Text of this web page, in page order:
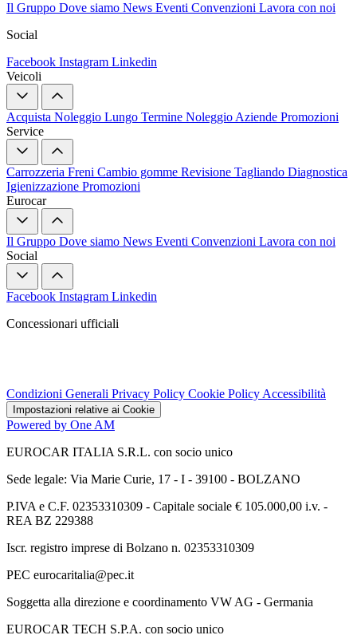
Il Gruppo Dove siamo News Eventi Convenzioni Lavora con noi
Social
Facebook Instagram Linkedin
Veicoli
Acquista Noleggio Lungo Termine Noleggio Aziende Promozioni
Service
Carrozzeria Freni Cambio gomme Revisione Tagliando Diagnostica
Igienizzazione Promozioni
Eurocar
Il Gruppo Dove siamo News Eventi Convenzioni Lavora con noi
Social
Facebook Instagram Linkedin
Concessionari ufficiali
Condizioni Generali Privacy Policy Cookie Policy Accessibilità
Impostazioni relative ai Cookie
Powered by One AM
EUROCAR ITALIA S.R.L. con socio unico
Sede legale: Via Marie Curie, 17 - I - 39100 - BOLZANO
P.IVA e C.F. 02353310309 - Capitale sociale € 105.000,00 i.v. -
REA BZ 229388
Iscr. registro imprese di Bolzano n. 02353310309
PEC eurocaritalia@pec.it
Soggetta alla direzione e coordinamento VW AG - Germania
EUROCAR TECH S.P.A. con socio unico